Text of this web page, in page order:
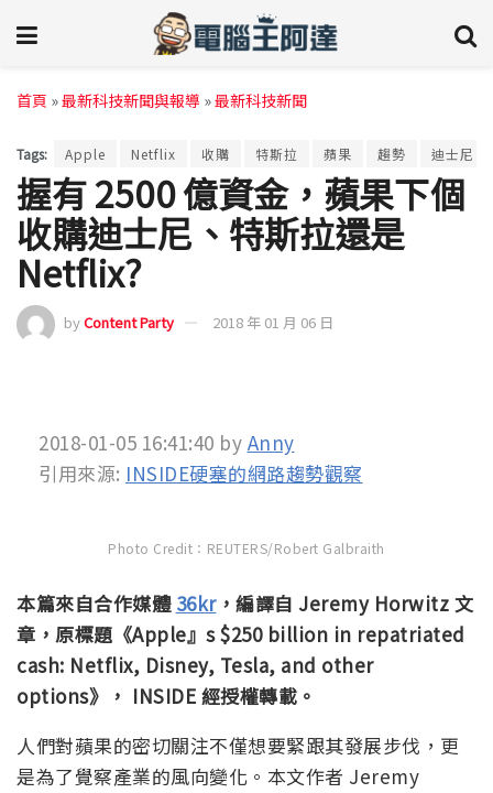
首頁 »最新科技新聞與報導 »最新科技新聞
Tags: Apple Netflix 收購 特斯拉 蘋果 趨勢 迪士尼
握有 2500 億資金，蘋果下個
收購迪士尼、特斯拉還是
Netflix?
byContent Party 2018 年 01 月 06 日
2018-01-05 16:41:40 by Anny
引用來源: INSIDE硬塞的網路趨勢觀察
Photo Credit：REUTERS/Robert Galbraith
本篇來自合作媒體 36kr，編譯自 Jeremy Horwitz 文
章，原標題《Apple』s $250 billion in repatriated
cash: Netflix, Disney, Tesla, and other
options》， INSIDE 經授權轉載。
人們對蘋果的密切關注不僅想要緊跟其發展步伐，更
是為了覺察產業的風向變化。本文作者 Jeremy